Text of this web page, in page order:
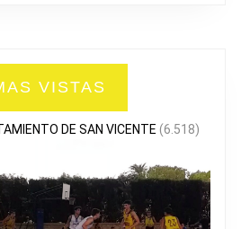
VISTAS
DE SAN VICENTE (6.518)